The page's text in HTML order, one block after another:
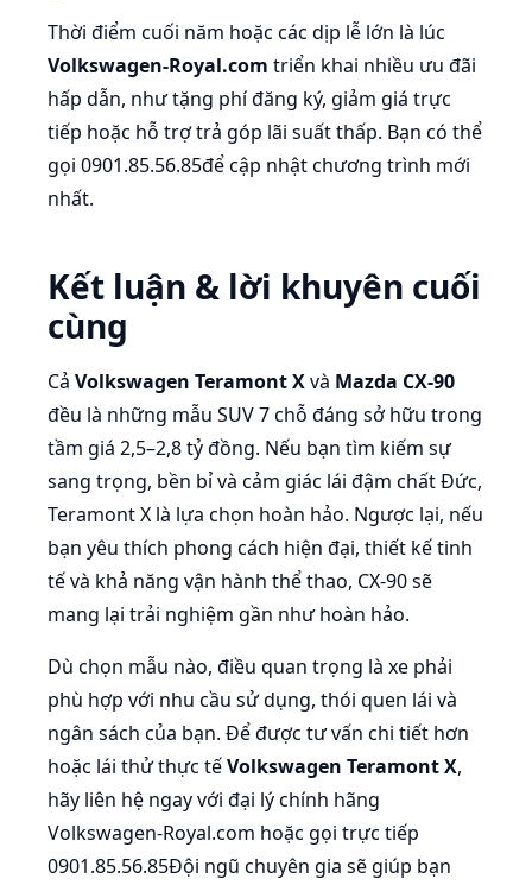
Thời điểm cuối năm hoặc các dịp lễ lớn là lúc
Volkswagen-Royal.com triển khai nhiều ưu đãi
hấp dẫn, như tặng phí đăng ký, giảm giá trực
tiếp hoặc hỗ trợ trả góp lãi suất thấp. Bạn có thể
gọi 0901.85.56.85để cập nhật chương trình mới
nhất.
Kết luận & lời khuyên cuối
cùng
Cả Volkswagen Teramont Xvà Mazda CX-90
đều là những mẫu SUV 7 chỗ đáng sở hữu trong
tầm giá 2,5–2,8 tỷ đồng. Nếu bạn tìm kiếm sự
sang trọng, bền bỉ và cảm giác lái đậm chất Đức,
Teramont X là lựa chọn hoàn hảo. Ngược lại, nếu
bạn yêu thích phong cách hiện đại, thiết kế tinh
tế và khả năng vận hành thể thao, CX-90 sẽ
mang lại trải nghiệm gần như hoàn hảo.
Dù chọn mẫu nào, điều quan trọng là xe phải
phù hợp với nhu cầu sử dụng, thói quen lái và
ngân sách của bạn. Để được tư vấn chi tiết hơn
hoặc lái thử thực tếVolkswagen Teramont X,
hãy liên hệ ngay với đại lý chính hãng
Volkswagen-Royal.com hoặc gọi trực tiếp
0901.85.56.85Đội ngũ chuyên gia sẽ giúp bạn